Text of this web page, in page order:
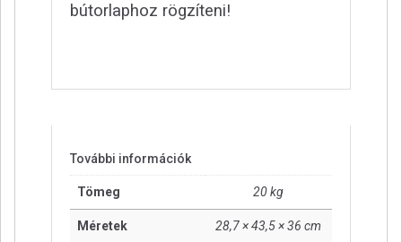
bútorlaphoz rögzíteni!
További információk
Tömeg 20 kg
Méretek 28,7 × 43,5 × 36 cm